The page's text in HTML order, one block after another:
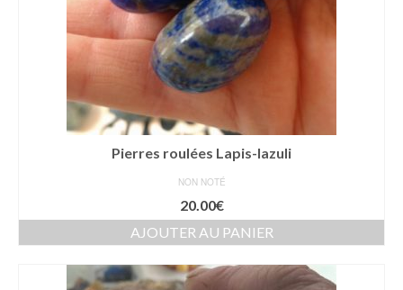
Pierres roulées Lapis-lazuli
NON NOTÉ
20.00€
AJOUTER AU PANIER